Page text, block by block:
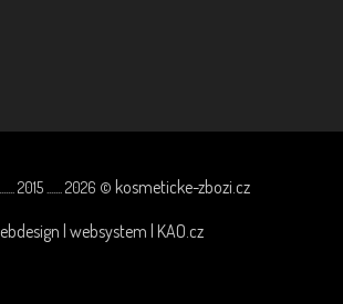
2015 ....... 2026 © kosmeticke-zbozi.cz
| websystem | KAO.cz